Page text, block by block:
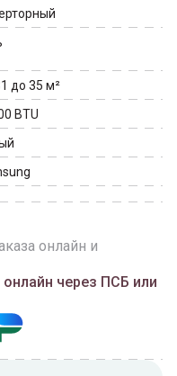
до 35 м²
BTU
онлайн и
через ПСБ или